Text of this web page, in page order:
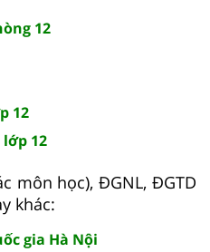
12
12
lớp 12
môn học), ĐGNL, ĐGTD
khác:
gia Hà Nội